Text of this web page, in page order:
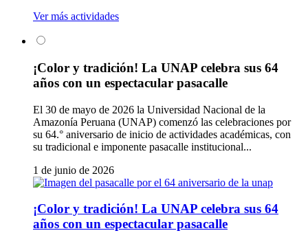
Ver más actividades
¡Color y tradición! La UNAP celebra sus 64
años con un espectacular pasacalle
El 30 de mayo de 2026 la Universidad Nacional de la
Amazonía Peruana (UNAP) comenzó las celebraciones por
su 64.° aniversario de inicio de actividades académicas, con
su tradicional e imponente pasacalle institucional...
1 de junio de 2026
¡Color y tradición! La UNAP celebra sus 64
años con un espectacular pasacalle